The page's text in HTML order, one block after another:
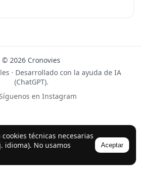
técnicas necesarias
idioma). No usamos
Aceptar
© 2026 Cronovies
· Desarrollado con la ayuda de IA
(ChatGPT).
en Instagram